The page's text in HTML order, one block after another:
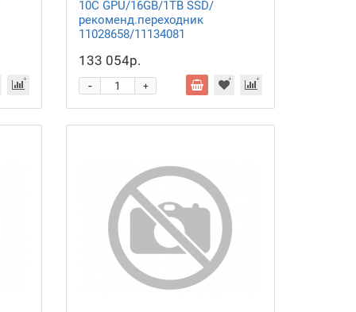
10C GPU/16GB/1TB SSD/
рекоменд.переходник
11028658/11134081
133 054р.
+
-